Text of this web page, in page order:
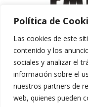
Política de
Las cookies de este
contenido y los
sociales y analizar el
información sobre el
nuestros partners de
web, quienes pueden